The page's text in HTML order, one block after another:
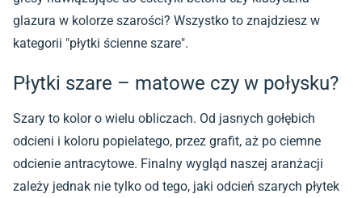
glazura w kolorze szarości? Wszystko to znajdziesz w
kategorii "płytki ścienne szare".
Płytki szare – matowe czy w połysku?
Szary to kolor o wielu obliczach. Od jasnych gołębich
odcieni i koloru popielatego, przez grafit, aż po ciemne
odcienie antracytowe. Finalny wygląd naszej aranżacji
zależy jednak nie tylko od tego, jaki odcień szarych płytek